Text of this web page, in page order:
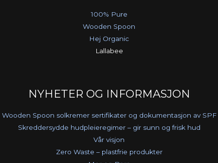
100% Pure
Wooden Spoon
Hej Organic
Lallabee
NYHETER OG INFORMASJON
Wooden Spoon solkremer sertifikater og dokumentasjon av SPF
Skreddersydde hudpleieregimer – gir sunn og frisk hud
Vår visjon
Zero Waste – plastfrie produkter